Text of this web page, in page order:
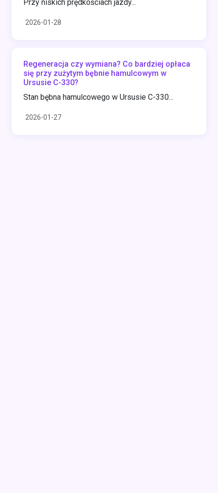
Przy niskich prędkościach jazdy...
2026-01-28
Regeneracja czy wymiana? Co bardziej opłaca
się przy zużytym bębnie hamulcowym w
Ursusie C-330?
Stan bębna hamulcowego w Ursusie C-330...
2026-01-27